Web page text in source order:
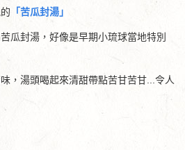
「苦瓜封湯」
瓜封湯，好像是早期小琉球當地特別
，湯頭喝起來清甜帶點苦甘苦甘...令人